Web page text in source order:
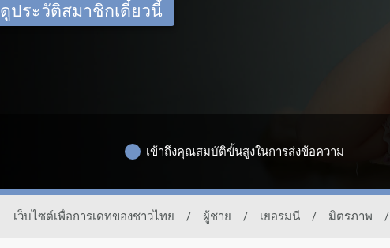
ดูประวัติสมาชิกเดี๋ยวนี้
เข้าถึงคุณสมบัติขั้นสูงในการส่งข้อความ
เว็บไซต์เพื่อการเดทของชาวไทย / ผู้ชาย / เยอรมนี / มิตรภาพ /